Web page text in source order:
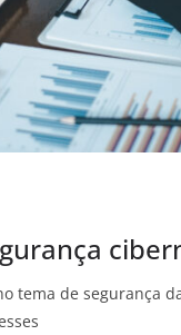
tema de segurança